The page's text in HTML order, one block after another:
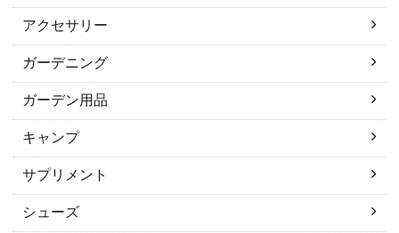
アクセサリー
ガーデニング
ガーデン用品
キャンプ
サプリメント
シューズ